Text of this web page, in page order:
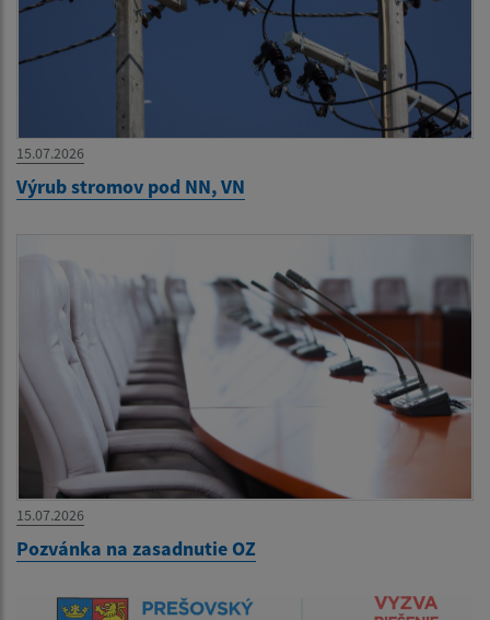
15.07.2026
Výrub stromov pod NN, VN
15.07.2026
Pozvánka na zasadnutie OZ